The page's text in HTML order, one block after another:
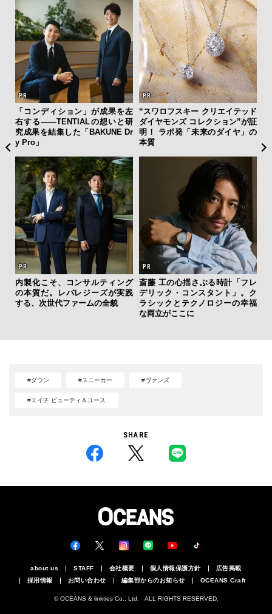
「コンディション」が成果を左
右する——TENTIALの想いと研
究成果を結集した「BAKUNE Dr
y Pro」
“スワロフスキー クリエイテッド
ダイヤモンズ コレクション”が証
明！ ラボ発「未来のダイヤ」の
本質
内製化こそ、コンサルティング
の本質だ。レバレジーズが実践
する、次世代ファームの全貌
斎藤 工の心揺さぶる時計「フレ
デリック・コンスタント」。ク
ラシックとテクノロジーの幸福
な両立がここに
#ダウン #スニーカー #ヴァンズ
#エイチ ビューティ＆ユース
SHARE
about us STAFF 会社概要 個人情報保護方針
広告掲載
採用情報
お問い合わせ 編集部からのお知らせ OCEANS Craft
© OCEANS & linkties Co., Ltd. ALL RIGHTS RESERVED.